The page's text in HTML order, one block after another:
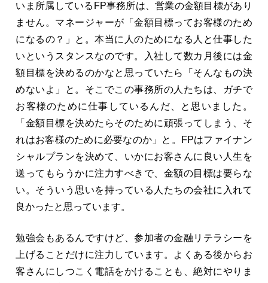
いま所属しているFP事務所は、営業の金額目標があり
ません。マネージャーが「金額目標ってお客様のため
になるの？」と。本当に人のためになる人と仕事した
いというスタンスなのです。入社して数カ月後には金
額目標を決めるのかなと思っていたら「そんなもの決
めないよ」と。そこでこの事務所の人たちは、ガチで
お客様のために仕事しているんだ、と思いました。
「金額目標を決めたらそのために頑張ってしまう、そ
れはお客様のために必要なのか」と。FPはファイナン
シャルプランを決めて、いかにお客さんに良い人生を
送ってもらうかに注力すべきで、金額の目標は要らな
い。そういう思いを持っている人たちの会社に入れて
良かったと思っています。
勉強会もあるんですけど、参加者の金融リテラシーを
上げることだけに注力しています。よくある後からお
客さんにしつこく電話をかけることも、絶対にやりま